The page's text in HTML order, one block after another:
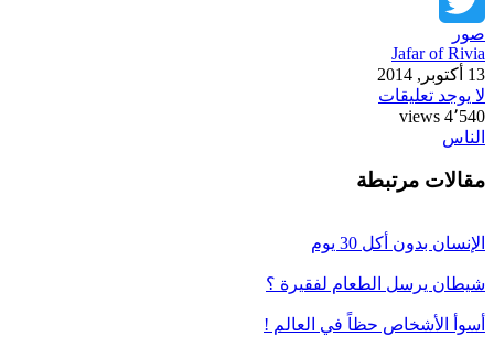
Twitter
صور
Jafar of Rivia
13 أكتوبر, 2014
لا يوجد تعليقات
4٬540 views
الناس
مقالات مرتبطة
الإنسان بدون أكل 30 يوم
شيطان يرسل الطعام لفقيرة ؟
أسوأ الأشخاص حظاً في العالم !